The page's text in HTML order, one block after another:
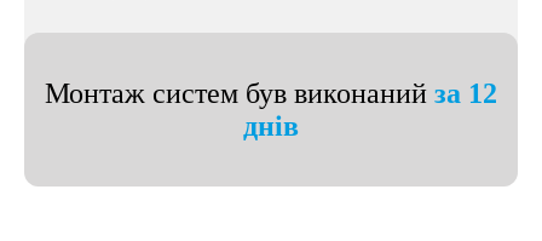
Монтаж систем був виконаний за 12
днів